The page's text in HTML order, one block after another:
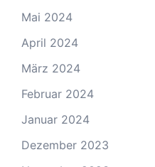
Mai 2024
April 2024
März 2024
Februar 2024
Januar 2024
Dezember 2023